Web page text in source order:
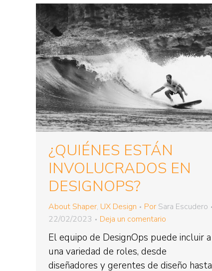
¿QUIÉNES ESTÁN
INVOLUCRADOS EN
DESIGNOPS?
About Shaper, UX Design Por Sara Escudero
22/02/2023
Deja un comentario
El equipo de DesignOps puede incluir a
una variedad de roles, desde
diseñadores y gerentes de diseño hasta